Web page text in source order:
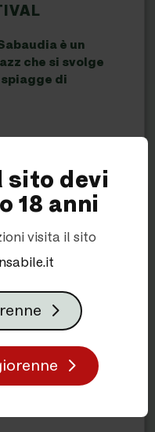
è un
che si svolge
spiagge di
sito devi
18 anni
visita il sito